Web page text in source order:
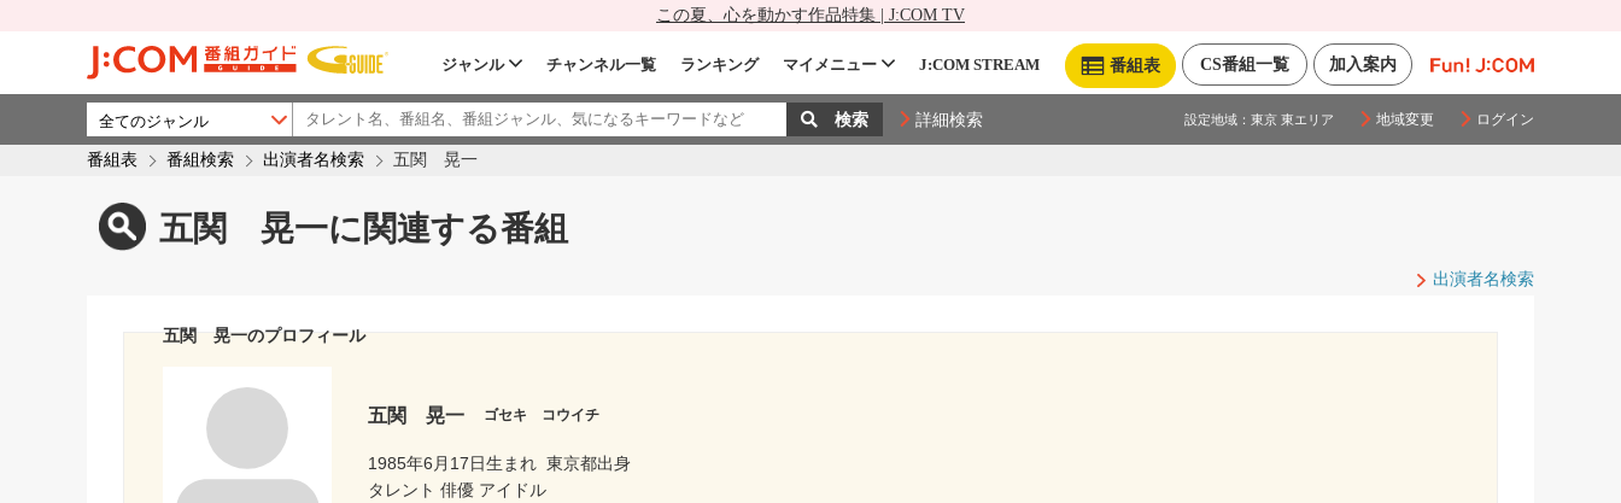
この夏、心を動かす作品特集 | J:COM TV
加入案内
CS番組一覧
番組表
ジャンル チャンネル一覧 ランキング マイメニュー J:COM STREAM
詳細検索 設定地域： 東京 東エリア 地域変更 ログイン
番組表 番組検索 出演者名検索 五関 晃一
五関 晃一に関連する番組
出演者名検索
五関 晃一のプロフィール
五関 晃一 ゴセキ コウイチ
1985年6月17日生まれ 東京都出身
タレント 俳優 アイドル